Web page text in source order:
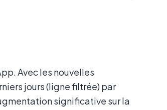
Avec les nouvelles
jours (ligne filtrée) par
significative sur la